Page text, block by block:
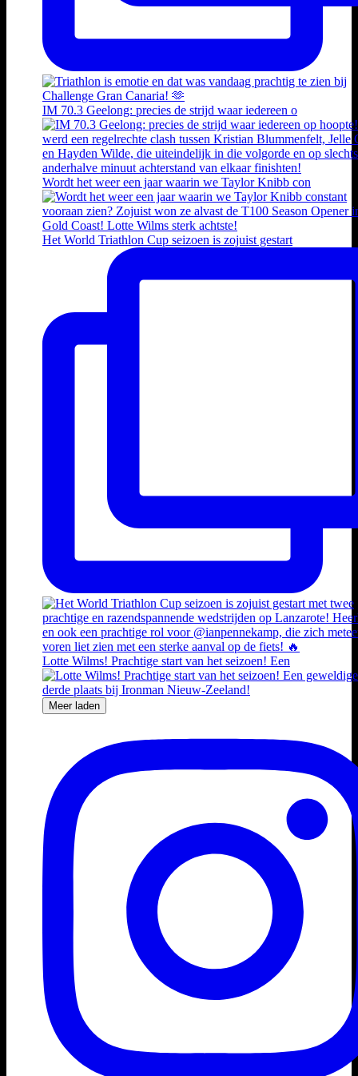
IM 70.3 Geelong: precies de strijd waar iedereen o
Wordt het weer een jaar waarin we Taylor Knibb con
Het World Triathlon Cup seizoen is zojuist gestart
Lotte Wilms! Prachtige start van het seizoen! Een
Meer laden